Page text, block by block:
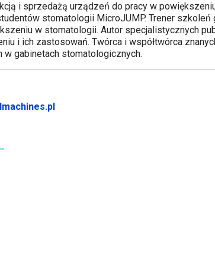
i sprzedażą urządzeń do pracy w
stomatologii MicroJUMP. Trener szkoleń
w stomatologii. Autor specjalistycznych
i ich zastosowań. Twórca i współtwórca
gabinetach stomatologicznych.